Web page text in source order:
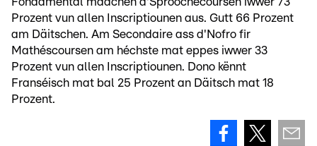
Prozent vun allen Inscriptiounen aus. Gutt 66 Prozent
am Däitschen. Am Secondaire ass d'Nofro fir
Mathéscoursen am héchste mat eppes iwwer 33
Prozent vun allen Inscriptiounen. Dono kënnt
Franséisch mat bal 25 Prozent an Däitsch mat 18
Prozent.